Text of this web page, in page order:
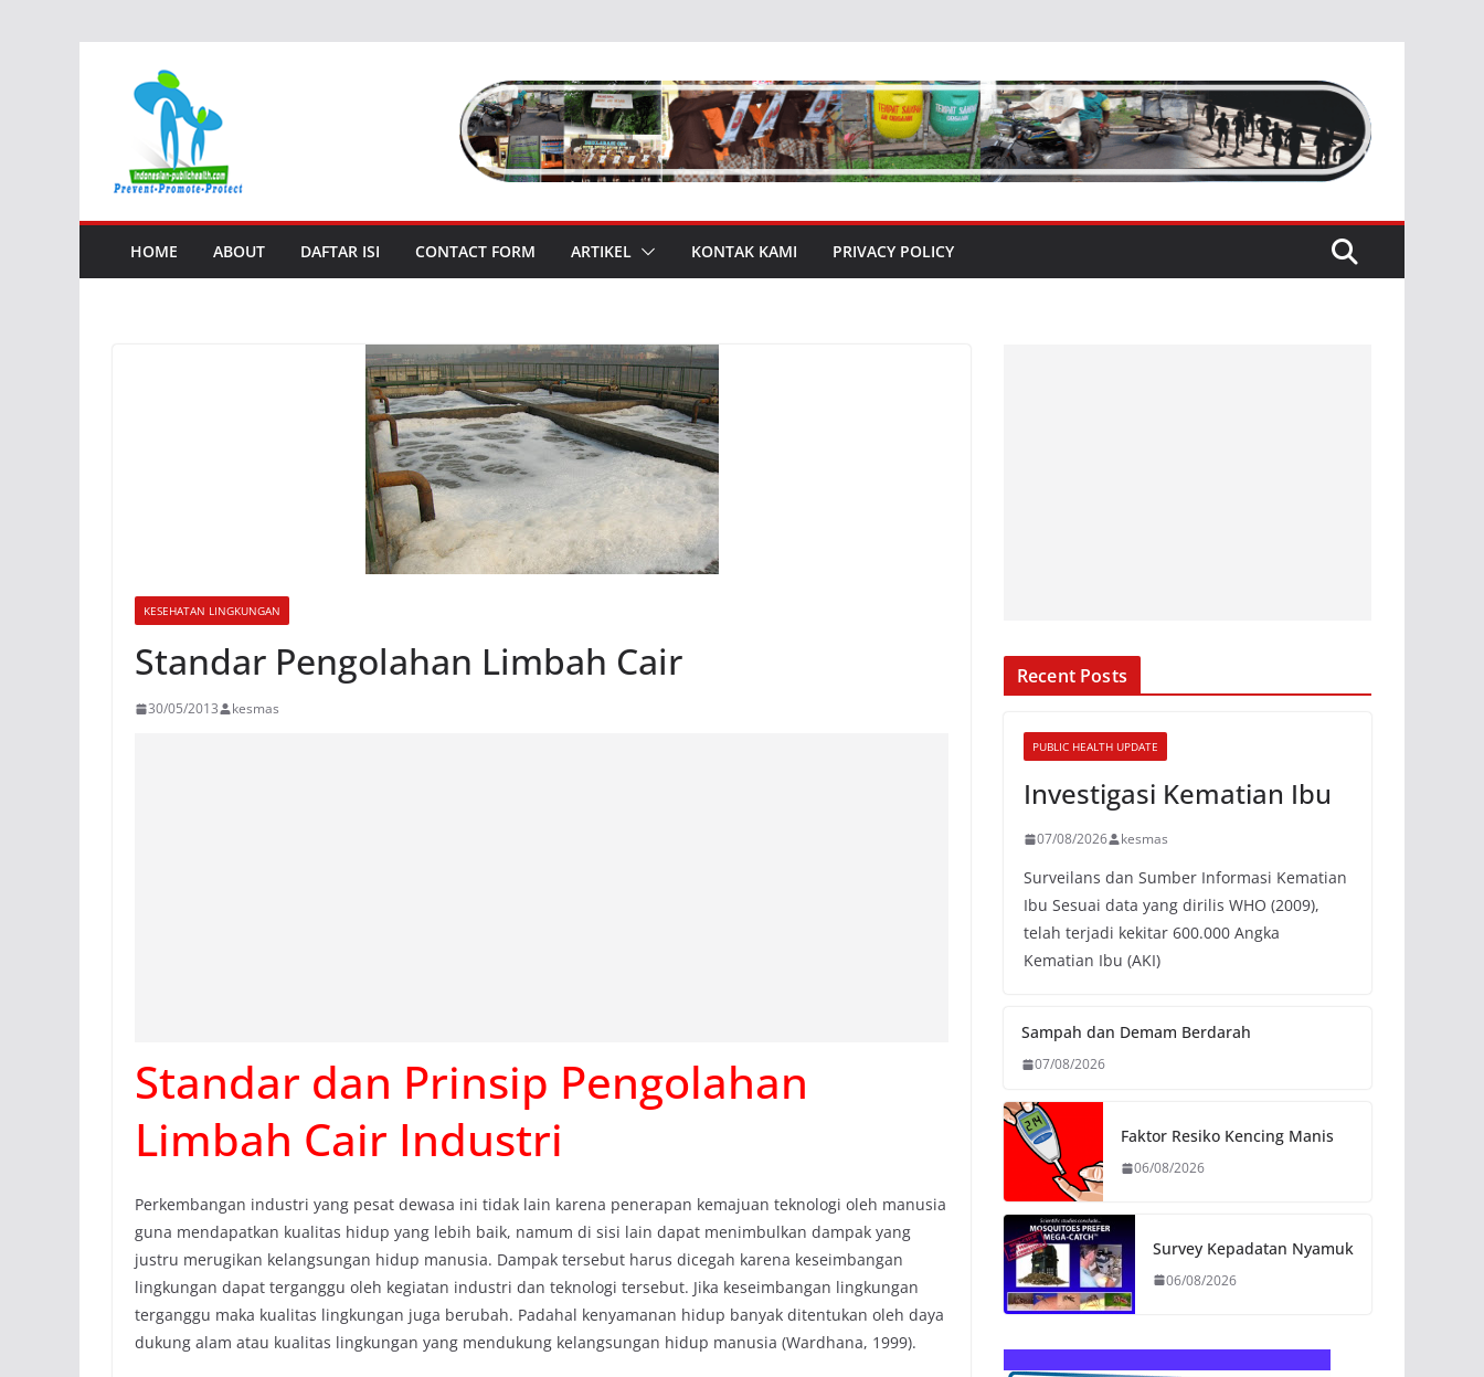
HOME ABOUT DAFTAR ISI CONTACT FORM ARTIKEL KONTAK KAMI PRIVACY POLICY
KESEHATAN LINGKUNGAN
Standar Pengolahan Limbah Cair
30/05/2013 kesmas
Standar dan Prinsip Pengolahan
Limbah Cair Industri
Perkembangan industri yang pesat dewasa ini tidak lain karena penerapan kemajuan teknologi oleh manusia
guna mendapatkan kualitas hidup yang lebih baik, namum di sisi lain dapat menimbulkan dampak yang
justru merugikan kelangsungan hidup manusia. Dampak tersebut harus dicegah karena keseimbangan
lingkungan dapat terganggu oleh kegiatan industri dan teknologi tersebut. Jika keseimbangan lingkungan
terganggu maka kualitas lingkungan juga berubah. Padahal kenyamanan hidup banyak ditentukan oleh daya
dukung alam atau kualitas lingkungan yang mendukung kelangsungan hidup manusia (Wardhana, 1999).
Recent Posts
PUBLIC HEALTH UPDATE
Investigasi Kematian Ibu
07/08/2026 kesmas
Surveilans dan Sumber Informasi Kematian
Ibu Sesuai data yang dirilis WHO (2009),
telah terjadi kekitar 600.000 Angka
Kematian Ibu (AKI)
Sampah dan Demam Berdarah
07/08/2026
Faktor Resiko Kencing Manis
06/08/2026
Survey Kepadatan Nyamuk
06/08/2026